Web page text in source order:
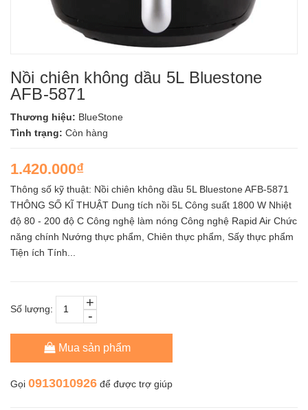
Nồi chiên không dầu 5L Bluestone
AFB-5871
Thương hiệu: BlueStone
Tình trạng: Còn hàng
1.420.000₫
Thông số kỹ thuật: Nồi chiên không dầu 5L Bluestone AFB-5871
THÔNG SỐ KĨ THUẬT Dung tích nồi 5L Công suất 1800 W Nhiệt
độ 80 - 200 độ C Công nghệ làm nóng Công nghệ Rapid Air Chức
năng chính Nướng thực phẩm, Chiên thực phẩm, Sấy thực phẩm
Tiện ích Tính...
Số lượng: -
+
Mua sản phẩm
Gọi 0913010926 để được trợ giúp